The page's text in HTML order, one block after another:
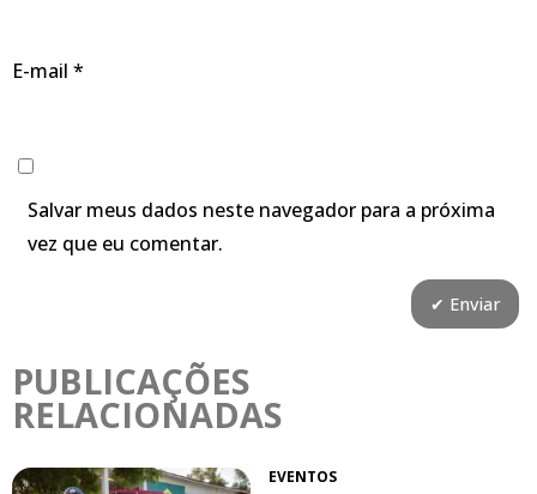
E-mail *
Salvar meus dados neste navegador para a próxima
vez que eu comentar.
PUBLICAÇÕES
RELACIONADAS
EVENTOS